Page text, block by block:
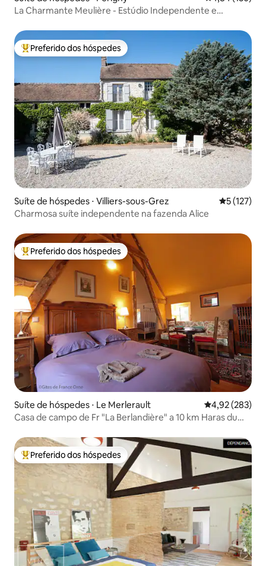
La Charmante Meulière - Estúdio Independente e
Entre os melhores preferidos dos hóspedes
Preferido dos hóspedes
Suíte de hóspedes ⋅ Villiers-sous-Grez 5 de uma
5 (127)
Charmosa suíte independente na fazenda Alice
Entre os melhores preferidos dos hóspedes
Preferido dos hóspedes
Suíte de hóspedes ⋅ Le Merlerault 4,92 de uma
4,92 (283)
Casa de campo de Fr "La Berlandière" a 10 km Haras du
Entre os melhores preferidos dos hóspedes
Preferido dos hóspedes